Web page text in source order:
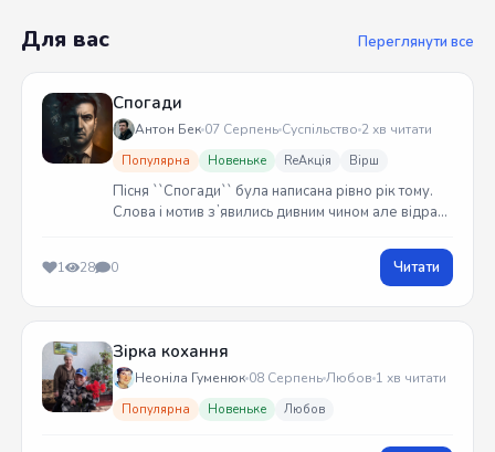
Для вас Переглянути все
Спогади
Антон Бек 07 Серпень Суспільство 2 хв читати
Популярна Новеньке ReАкція Вірш
Пісня ``Спогади`` була написана рівно рік тому.
Слова і мотив зʼявились дивним чином але відразу
1 28 0 Читати
Зірка кохання
Неоніла Гуменюк 08 СерпеньЛюбов 1 хв читати
Популярна Новеньке Любов